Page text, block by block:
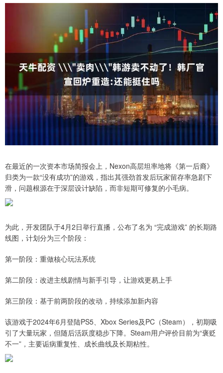
在最近的一次资本市场简报会上，Nexon高层坦率地将《第一后裔》
归类为一款“没有成功”的游戏，指出其强劲首发后玩家留存率急剧下
滑，问题根源在于深层设计缺陷，而非短期可修复的小毛病。
为此，开发团队于4月2日举行直播，公布了名为 “完成游戏” 的长期路
线图，计划分为三个阶段：
第一阶段：重做核心玩法系统
第二阶段：改进主线剧情与新手引导，让游戏更易上手
第三阶段：基于前两阶段的改动，持续添加新内容
该游戏于2024年6月登陆PS5、Xbox Series及PC（Steam），初期吸
引了大量玩家，但随后活跃度稳步下降。Steam用户评价目前为“褒贬
不一”，主要诟病重复性、成长曲线及长期粘性。